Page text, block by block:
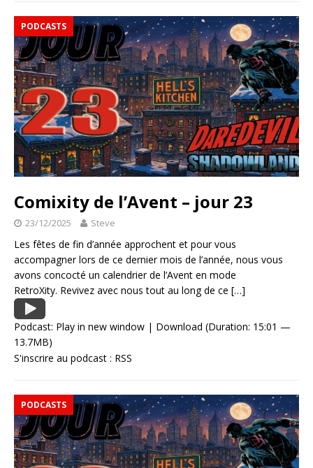
PODCASTS
Comixity de l’Avent – jour 23
23/12/2025 Steve
Les fêtes de fin d’année approchent et pour vous
accompagner lors de ce dernier mois de l’année, nous vous
avons concocté un calendrier de l’Avent en mode
RetroXity. Revivez avec nous tout au long de ce […]
Podcast: Play in new window | Download (Duration: 15:01 —
13.7MB)
S'inscrire au podcast : RSS
PODCASTS